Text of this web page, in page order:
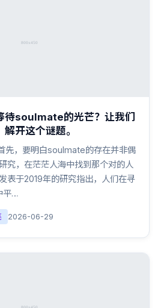
待soulmate的光芒？让我们
开这个谜题。
先，要明白soulmate的存在并非偶
究，在茫茫人海中找到那个对的人
表于2019年的研究指出，人们在寻
平…
2026-06-29